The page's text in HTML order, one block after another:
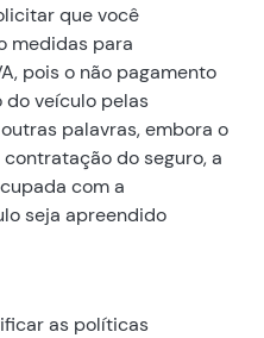
que você
medidas para
pois o não pagamento
do veículo pelas
palavras, embora o
do seguro, a
com a
seja apreendido
as políticas